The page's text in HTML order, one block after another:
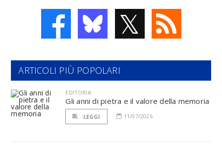
𝕏
ARTICOLI PIÙ POPOLARI
EDITORIA
Gli anni di pietra e il valore della memoria
LEGGI 11/07/2026